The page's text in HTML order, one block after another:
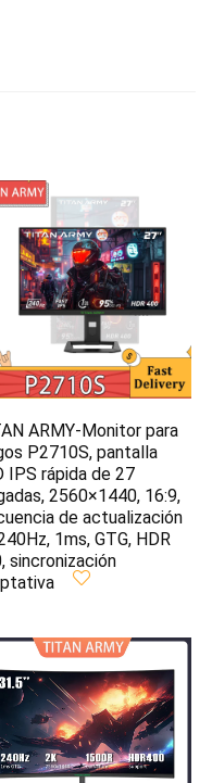
ARMY-Monitor para
P2710S, pantalla
IPS rápida de 27
2560×1440, 16:9,
de actualización
1ms, GTG, HDR
sincronización